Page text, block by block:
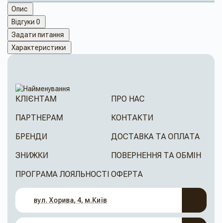
Опис
Відгуки 0
Задати питання
Характеристики
КЛІЄНТАМ
ПАРТНЕРАМ
БРЕНДИ
ЗНИЖКИ
ПРОГРАМА ЛОЯЛЬНОСТІ
ПРО НАС
КОНТАКТИ
ДОСТАВКА ТА ОПЛАТА
ПОВЕРНЕННЯ ТА ОБМІН
ОФЕРТА
вул. Хорива, 4, м.Київ